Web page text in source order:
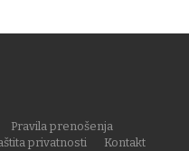
Pravila prenošenja
privatnosti
Kontakt